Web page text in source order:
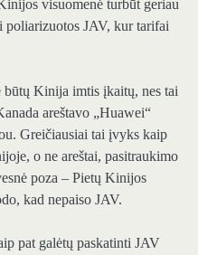
visuomenė turbūt geriau
poliarizuotos JAV, kur tarifai
Kinija imtis įkaitų, nes tai
areštavo „Huawei“
Greičiausiai tai įvyks kaip
o ne areštai, pasitraukimo
poza – Pietų Kinijos
kad nepaiso JAV.
pat galėtų paskatinti JAV